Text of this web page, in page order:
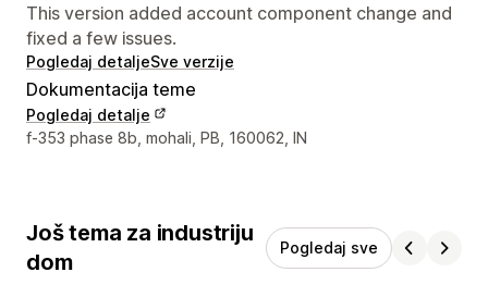
This version added account component change and
fixed a few issues.
Pogledaj detaljeSve verzije
Dokumentacija teme
Pogledaj detalje
Podaci za kontakt dizajnera
f-353 phase 8b, mohali, PB, 160062, IN
Još tema za industriju
dom
Pogledaj sve